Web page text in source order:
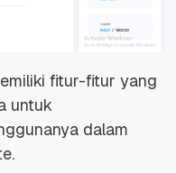
fitur-fitur yang
untuk
dalam